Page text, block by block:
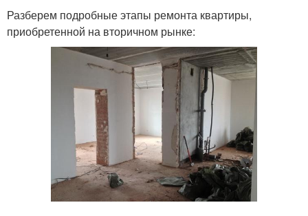
Разберем подробные этапы ремонта квартиры,
приобретенной на вторичном рынке: